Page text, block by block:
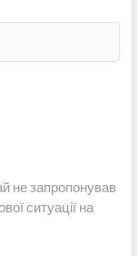
не запропонував
ситуації на